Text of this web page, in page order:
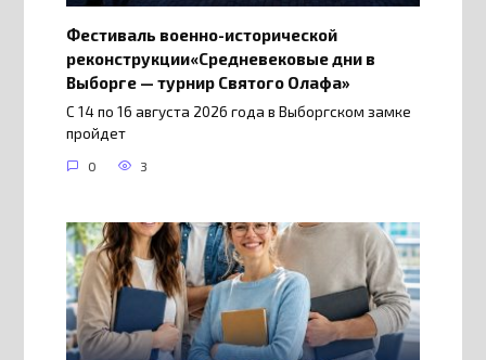
Фестиваль военно-исторической
реконструкции«Средневековые дни в
Выборге — турнир Святого Олафа»
С 14 по 16 августа 2026 года в Выборгском замке
пройдет
0 3